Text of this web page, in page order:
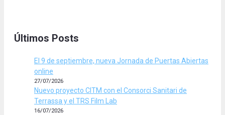
Últimos Posts
El 9 de septiembre, nueva Jornada de Puertas Abiertas
online
27/07/2026
Nuevo proyecto CITM con el Consorci Sanitari de
Terrassa y el TRS Film Lab
16/07/2026